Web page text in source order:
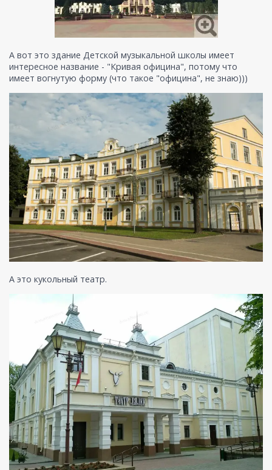
А вот это здание Детской музыкальной школы имеет
интересное название - "Кривая официна", потому что
имеет вогнутую форму (что такое "официна", не знаю)))
А это кукольный театр.